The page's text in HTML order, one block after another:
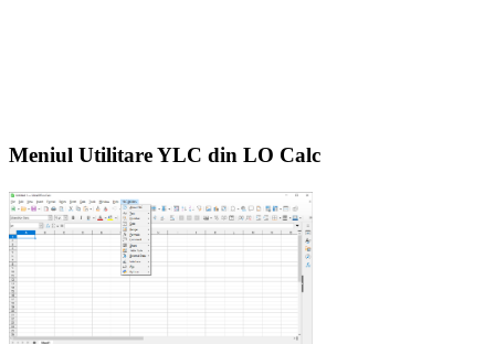
Meniul Utilitare YLC din LO Calc